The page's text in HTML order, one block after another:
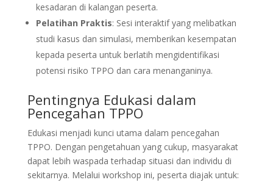
kesadaran di kalangan peserta.
Pelatihan Praktis: Sesi interaktif yang melibatkan
studi kasus dan simulasi, memberikan kesempatan
kepada peserta untuk berlatih mengidentifikasi
potensi risiko TPPO dan cara menanganinya.
Pentingnya Edukasi dalam
Pencegahan TPPO
Edukasi menjadi kunci utama dalam pencegahan
TPPO. Dengan pengetahuan yang cukup, masyarakat
dapat lebih waspada terhadap situasi dan individu di
sekitarnya. Melalui workshop ini, peserta diajak untuk: